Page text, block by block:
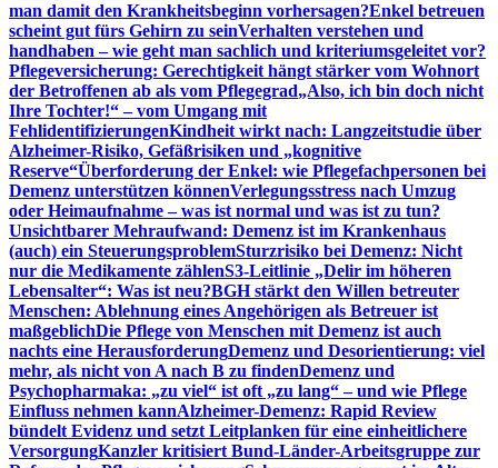
man damit den Krankheitsbeginn vorhersagen?Enkel betreuen
scheint gut fürs Gehirn zu seinVerhalten verstehen und
handhaben – wie geht man sachlich und kriteriumsgeleitet vor?
Pflegeversicherung: Gerechtigkeit hängt stärker vom Wohnort
der Betroffenen ab als vom Pflegegrad„Also, ich bin doch nicht
Ihre Tochter!“ – vom Umgang mit
FehlidentifizierungenKindheit wirkt nach: Langzeitstudie über
Alzheimer-Risiko, Gefäßrisiken und „kognitive
Reserve“Überforderung der Enkel: wie Pflegefachpersonen bei
Demenz unterstützen könnenVerlegungsstress nach Umzug
oder Heimaufnahme – was ist normal und was ist zu tun?
Unsichtbarer Mehraufwand: Demenz ist im Krankenhaus
(auch) ein SteuerungsproblemSturzrisiko bei Demenz: Nicht
nur die Medikamente zählenS3-Leitlinie „Delir im höheren
Lebensalter“: Was ist neu?BGH stärkt den Willen betreuter
Menschen: Ablehnung eines Angehörigen als Betreuer ist
maßgeblichDie Pflege von Menschen mit Demenz ist auch
nachts eine HerausforderungDemenz und Desorientierung: viel
mehr, als nicht von A nach B zu findenDemenz und
Psychopharmaka: „zu viel“ ist oft „zu lang“ – und wie Pflege
Einfluss nehmen kannAlzheimer-Demenz: Rapid Review
bündelt Evidenz und setzt Leitplanken für eine einheitlichere
VersorgungKanzler kritisiert Bund-Länder-Arbeitsgruppe zur